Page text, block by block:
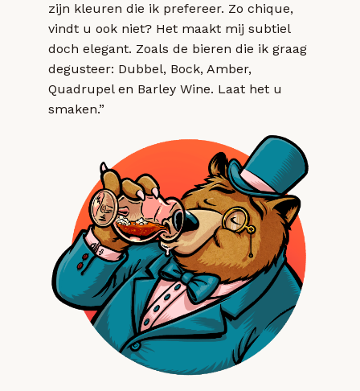
zijn kleuren die ik prefereer. Zo chique,
vindt u ook niet? Het maakt mij subtiel
doch elegant. Zoals de bieren die ik graag
degusteer: Dubbel, Bock, Amber,
Quadrupel en Barley Wine. Laat het u
smaken.”